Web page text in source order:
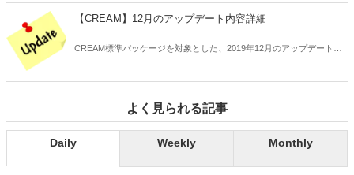
【CREAM】12月のアップデート内容詳細
CREAM標準パッケージを対象とした、2019年12月のアップデート内
よく見られる記事
Daily Weekly Monthly